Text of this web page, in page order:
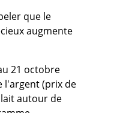
que le
augmente
21 octobre
l'argent (prix de
autour de